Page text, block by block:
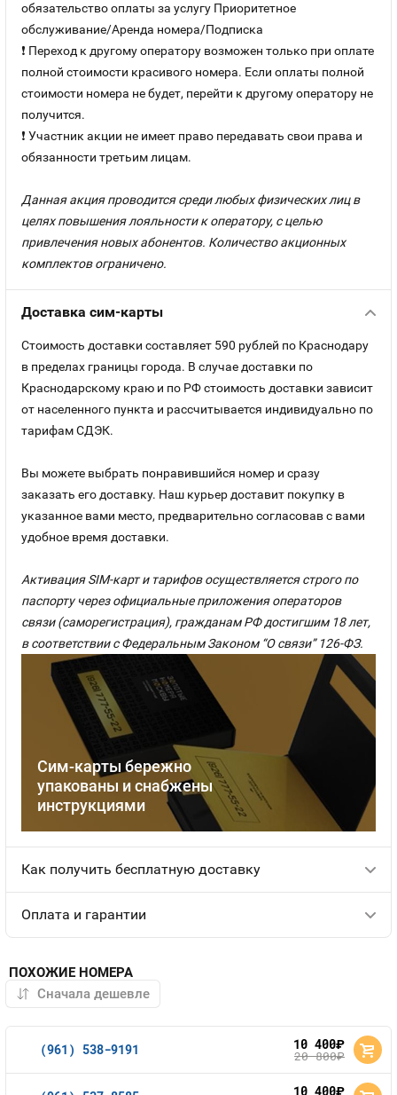
обязательство оплаты за услугу Приоритетное
обслуживание/Аренда номера/Подписка
❗ Переход к другому оператору возможен только при оплате
полной стоимости красивого номера. Если оплаты полной
стоимости номера не будет, перейти к другому оператору не
получится.
❗ Участник акции не имеет право передавать свои права и
обязанности третьим лицам.
Данная акция проводится среди любых физических лиц в
целях повышения лояльности к оператору, с целью
привлечения новых абонентов. Количество акционных
комплектов ограничено.
Доставка сим-карты
Сим-карты бережно
упакованы и снабжены
инструкциями
Стоимость доставки составляет 590 рублей по Краснодару
в пределах границы города. В случае доставки по
Краснодарскому краю и по РФ стоимость доставки зависит
от населенного пункта и рассчитывается индивидуально по
тарифам СДЭК.
Вы можете выбрать понравившийся номер и сразу
заказать его доставку. Наш курьер доставит покупку в
указанное вами место, предварительно согласовав с вами
удобное время доставки.
Активация SIM-карт и тарифов осуществляется строго по
паспорту через официальные приложения операторов
связи (саморегистрация), гражданам РФ достигшим 18 лет,
в соответствии с Федеральным Законом “О связи” 126-ФЗ.
Как получить бесплатную доставку
Оплата и гарантии
ПОХОЖИЕ НОМЕРА
(961) 538-9191 10 400руб.
20 800руб.
10 400руб.